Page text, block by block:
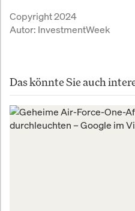
Copyright 2024
Autor: InvestmentWeek
Das könnte Sie auch